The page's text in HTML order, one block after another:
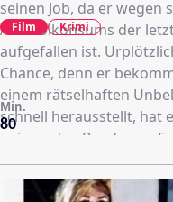
seinen Job, da er wegen
Alkoholkonsums der
aufgefallen ist.
Chance, denn er
einem rätselhaften
schnell herausstellt, hat
agierenden Bande von
planen, die Bank des
gezinkten System zu
80
Min.
Film Krimi